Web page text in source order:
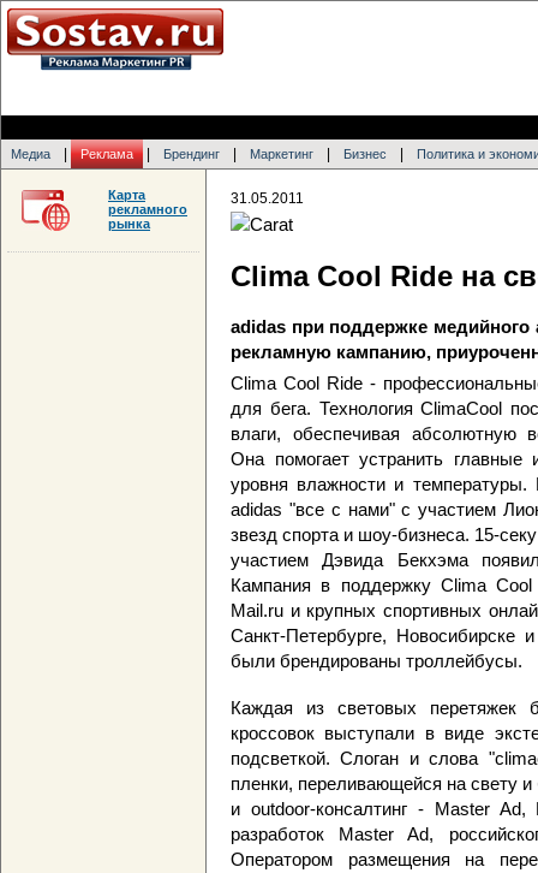
Медиа Реклама Брендинг Маркетинг Бизнес Политика и
31.05.2011
Clima Cool Ride на
adidas при поддержке медийного
рекламную кампанию,
Clima Cool Ride -
для бега. Технология ClimaCool
влаги, обеспечивая абсолютную
Она помогает устранить главные
уровня влажности и
adidas "все с нами" с участием
звезд спорта и шоу-бизнеса. 15-
участием Дэвида Бекхэма
Кампания в поддержку Clima
Mail.ru и крупных спортивных
Санкт-Петербурге, Новосибирске
были брендированы троллейбусы.
Каждая из световых перетяжек
кроссовок выступали в виде
подсветкой. Слоган и слова
пленки, переливающейся на свету
и outdoor-консалтинг - Master Ad,
разработок Master Ad,
Оператором размещения на
Карта
рекламного
рынка